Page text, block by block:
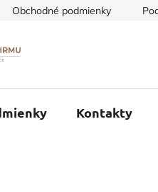
Obchodné podmienky
Kontakty